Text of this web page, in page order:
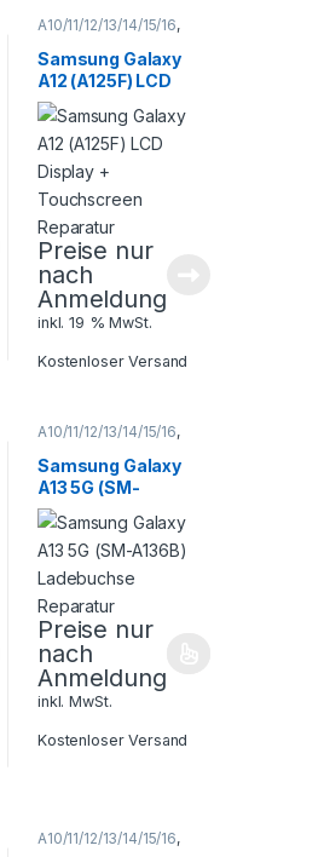
A10/11/12/13/14/15/16,
Samsung,
Smartphone
Reparatur
Samsung Galaxy
A12 (A125F) LCD
Display +
Touchscreen
Reparatur
Preise nur
nach
Anmeldung
inkl. 19 % MwSt.
Kostenloser Versand
A10/11/12/13/14/15/16,
Samsung,
Smartphone
Reparatur
Samsung Galaxy
A13 5G (SM-
A136B)
Ladebuchse
Reparatur
Preise nur
nach
Anmeldung
inkl. MwSt.
Kostenloser Versand
A10/11/12/13/14/15/16,